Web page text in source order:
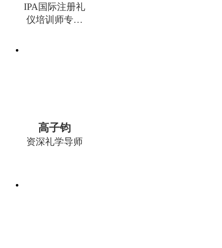
IPA国际注册礼
仪培训师专业
高子钧
资深礼学导师